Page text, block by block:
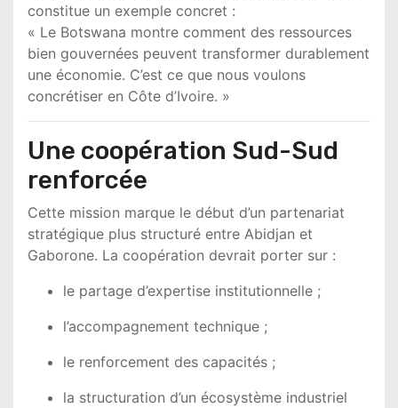
constitue un exemple concret :
« Le Botswana montre comment des ressources
bien gouvernées peuvent transformer durablement
une économie. C’est ce que nous voulons
concrétiser en Côte d’Ivoire. »
Une coopération Sud-Sud
renforcée
Cette mission marque le début d’un partenariat
stratégique plus structuré entre Abidjan et
Gaborone. La coopération devrait porter sur :
le partage d’expertise institutionnelle ;
l’accompagnement technique ;
le renforcement des capacités ;
la structuration d’un écosystème industriel